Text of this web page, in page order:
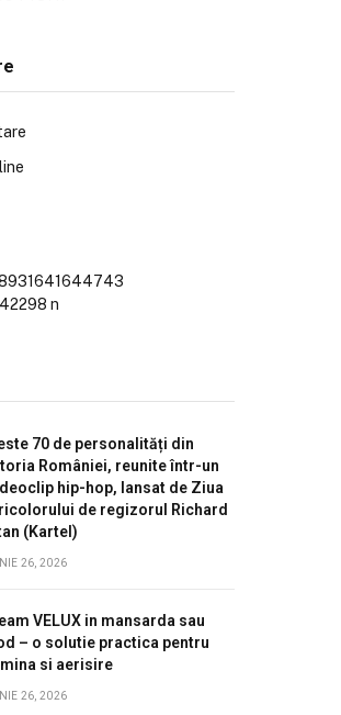
70 de personalități din
României, reunite într-un
hip-hop, lansat de Ziua
de regizorul Richard
(Kartel)
26, 2026
VELUX in mansarda sau
– o solutie practica pentru
si aerisire
26, 2026